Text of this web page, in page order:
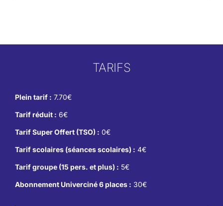
TARIFS
Plein tarif : 7.70€
Tarif réduit : 6€
Tarif Super Offert (TSO) : 0€
Tarif scolaires (séances scolaires) : 4€
Tarif groupe (15 pers. et plus) : 5€
Abonnement Univerciné 6 places : 30€